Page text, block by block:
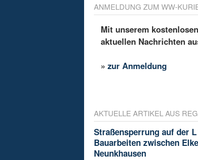
ANMELDUNG ZUM WW-
Mit unserem
aktuellen Nachrichten
»zur Anmeldung
AKTUELLE ARTIKEL AUS
Straßensperrung auf der L
Bauarbeiten zwischen
Neunkhausen